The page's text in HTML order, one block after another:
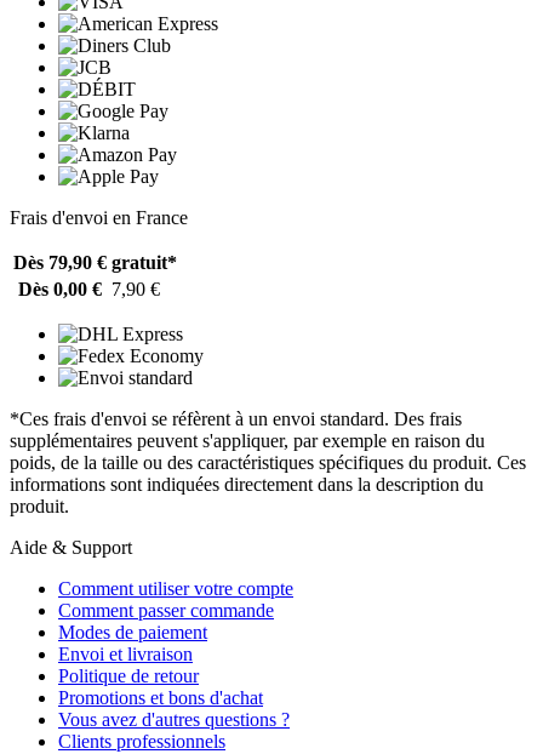
Frais d'envoi en France
Dès 79,90 € gratuit*
Dès 0,00 € 7,90 €
*Ces frais d'envoi se réfèrent à un envoi standard. Des frais
supplémentaires peuvent s'appliquer, par exemple en raison du
poids, de la taille ou des caractéristiques spécifiques du produit. Ces
informations sont indiquées directement dans la description du
produit.
Aide & Support
Comment utiliser votre compte
Comment passer commande
Modes de paiement
Envoi et livraison
Politique de retour
Promotions et bons d'achat
Vous avez d'autres questions ?
Clients professionnels